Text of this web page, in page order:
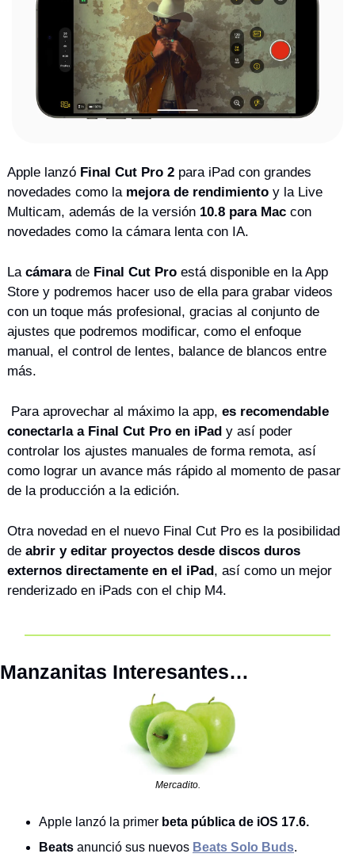
Apple lanzó Final Cut Pro 2 para iPad con grandes
novedades como la mejora de rendimiento y la Live
Multicam, además de la versión 10.8 para Mac con
novedades como la cámara lenta con IA.
La cámara de Final Cut Pro está disponible en la App
Store y podremos hacer uso de ella para grabar videos
con un toque más profesional, gracias al conjunto de
ajustes que podremos modificar, como el enfoque
manual, el control de lentes, balance de blancos entre
más.
Para aprovechar al máximo la app, es recomendable
conectarla a Final Cut Pro en iPad y así poder
controlar los ajustes manuales de forma remota, así
como lograr un avance más rápido al momento de pasar
de la producción a la edición.
Otra novedad en el nuevo Final Cut Pro es la posibilidad
de abrir y editar proyectos desde discos duros
externos directamente en el iPad, así como un mejor
renderizado en iPads con el chip M4.
Manzanitas Interesantes…
Mercadito.
Apple lanzó la primer beta pública de iOS 17.6.
Beats anunció sus nuevos Beats Solo Buds.